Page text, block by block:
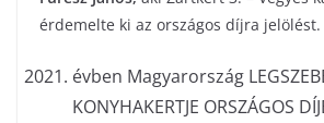
érdemelte ki az országos díjra jelölést.
évben Magyarország
KONYHAKERTJE ORSZÁGOS